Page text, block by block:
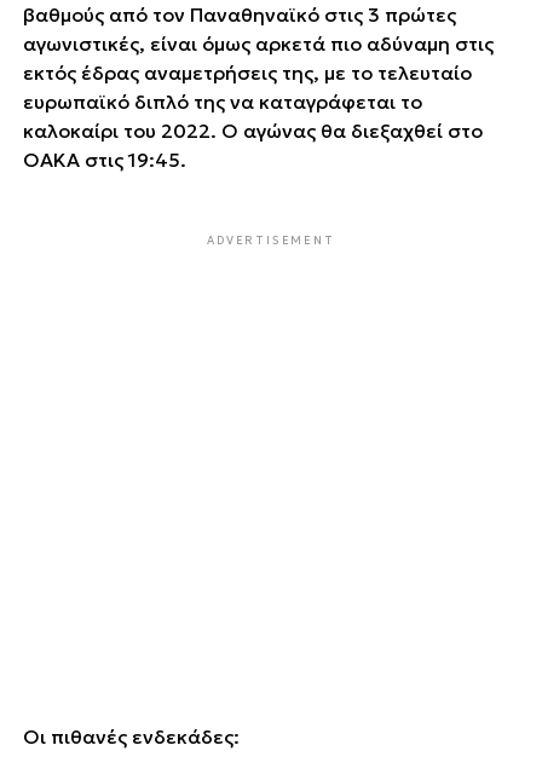
βαθμούς από τον Παναθηναϊκό στις 3 πρώτες
αγωνιστικές, είναι όμως αρκετά πιο αδύναμη στις
εκτός έδρας αναμετρήσεις της, με το τελευταίο
ευρωπαϊκό διπλό της να καταγράφεται το
καλοκαίρι του 2022. Ο αγώνας θα διεξαχθεί στο
ΟΑΚΑ στις 19:45.
ADVERTISEMENT
Οι πιθανές ενδεκάδες: